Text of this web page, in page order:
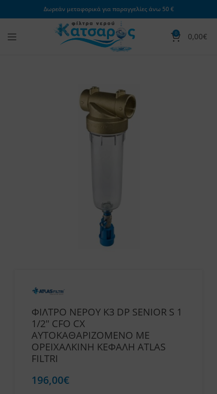
Δωρεάν μεταφορικά για παραγγελίες άνω 50 €
0 0,00€
ΦΙΛΤΡΟ ΝΕΡΟΥ K3 DP SENIOR S 1
1/2″ CFO CX
ΑΥΤΟΚΑΘΑΡΙΖΟΜΕΝΟ ΜΕ
ΟΡΕΙΧΑΛΚΙΝΗ ΚΕΦΑΛΗ ATLAS
FILTRI
196,00€